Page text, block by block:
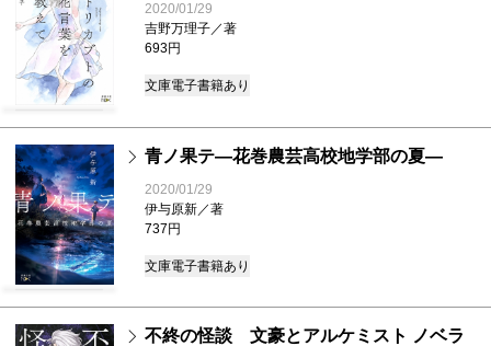
2020/01/29
吉野万理子／著
693円
文庫電子書籍あり
青ノ果テ―花巻農芸高校地学部の夏―
2020/01/29
伊与原新／著
737円
文庫電子書籍あり
不終の怪談 文豪とアルケミスト ノベラ